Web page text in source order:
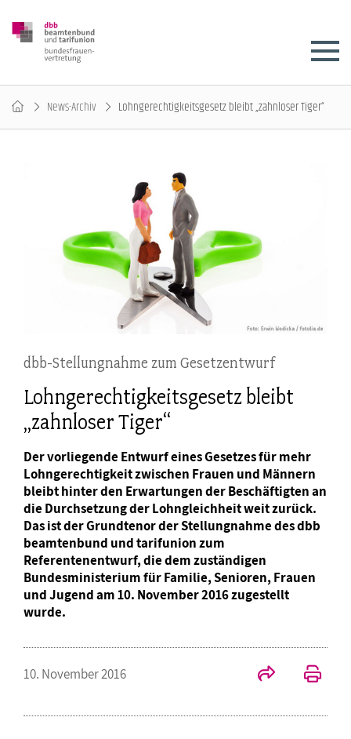
News-Archiv Lohngerechtigkeitsgesetz bleibt „zahnloser Tiger“
dbb-Stellungnahme zum Gesetzentwurf
Lohngerechtigkeitsgesetz bleibt
„zahnloser Tiger“
Der vorliegende Entwurf eines Gesetzes für mehr
Lohngerechtigkeit zwischen Frauen und Männern
bleibt hinter den Erwartungen der Beschäftigten an
die Durchsetzung der Lohngleichheit weit zurück.
Das ist der Grundtenor der Stellungnahme des dbb
beamtenbund und tarifunion zum
Referentenentwurf, die dem zuständigen
Bundesministerium für Familie, Senioren, Frauen
und Jugend am 10. November 2016 zugestellt
wurde.
10. November 2016